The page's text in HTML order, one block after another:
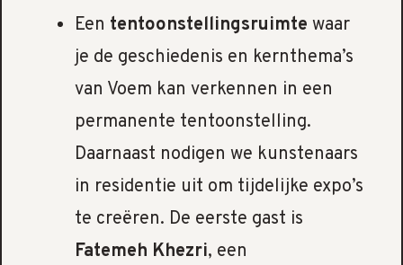
Een tentoonstellingsruimte waar
je de geschiedenis en kernthema’s
van Voem kan verkennen in een
permanente tentoonstelling.
Daarnaast nodigen we kunstenaars
in residentie uit om tijdelijke expo’s
te creëren. De eerste gast is
Fatemeh Khezri, een